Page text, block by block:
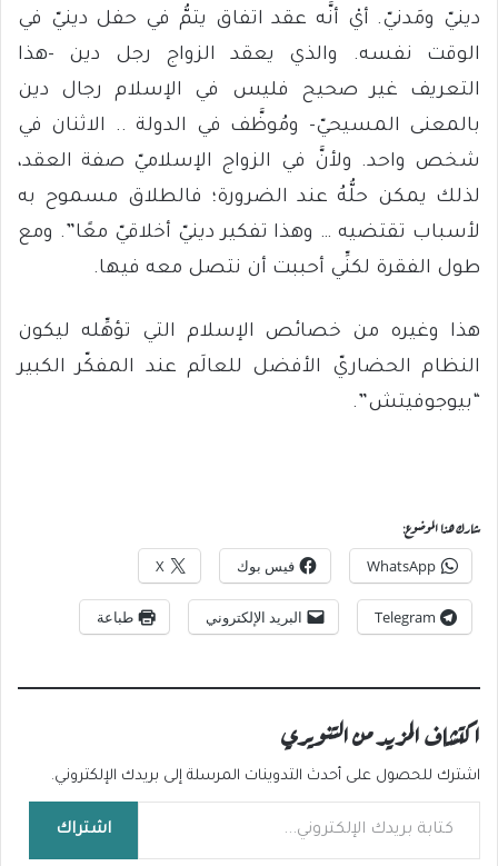
دينيّ ومَدنيّ. أيْ أنَّه عقد اتفاق يتمُّ في حفل دينيّ في
الوقت نفسه. والذي يعقد الزواج رجل دين -هذا
التعريف غير صحيح فليس في الإسلام رجال دين
بالمعنى المسيحيّ- ومُوظَّف في الدولة .. الاثنان في
شخص واحد. ولأنَّ في الزواج الإسلاميّ صفة العقد،
لذلك يمكن حلُّهُ عند الضرورة؛ فالطلاق مسموح به
لأسباب تقتضيه … وهذا تفكير دينيّ أخلاقيّ معًا”. ومع
طول الفقرة لكنِّي أحببت أن نتصل معه فيها.
هذا وغيره من خصائص الإسلام التي تؤهِّله ليكون
النظام الحضاريّ الأفضل للعالَم عند المفكّر الكبير
“بيوجوفيتش”.
شارك هذا الموضوع:
WhatsApp
فيس بوك X
Telegram البريد الإلكتروني طباعة
اكتشاف المزيد من التنويري
اشترك للحصول على أحدث التدوينات المرسلة إلى بريدك الإلكتروني.
كتابة بريدك الإلكتروني...
اشتراك